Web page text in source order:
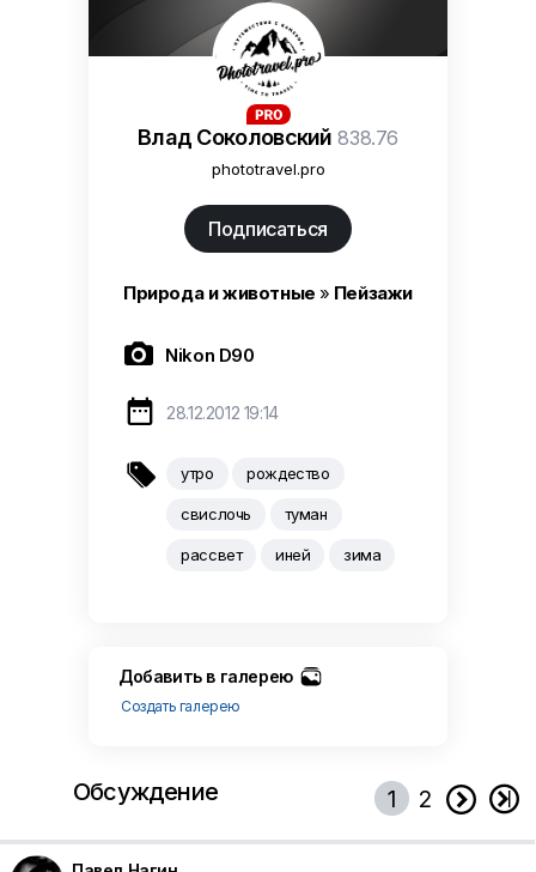
Влад Соколовский 838.76
phototravel.pro
Подписаться
Природа и животные » Пейзажи
 Nikon D90
 28.12.2012 19:14
 утро рождество
свислочь туман
рассвет иней зима
Добавить в галерею
Создать галерею
Обсуждение 1 2  